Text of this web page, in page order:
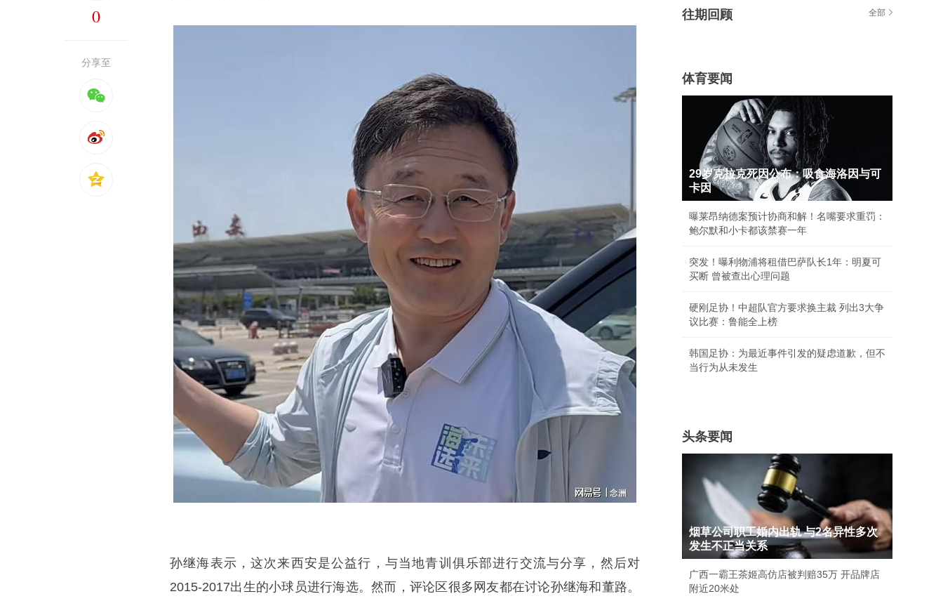
0
分享至
孙继海表示，这次来西安是公益行，与当地青训俱乐部进行交流与分享，然后对
2015-2017出生的小球员进行海选。然而，评论区很多网友都在讨论孙继海和董路。
往期回顾 全部
体育要闻
29岁克拉克死因公布：吸食海洛因与可
卡因
曝莱昂纳德案预计协商和解！名嘴要求重罚：
鲍尔默和小卡都该禁赛一年
突发！曝利物浦将租借巴萨队长1年：明夏可
买断 曾被查出心理问题
硬刚足协！中超队官方要求换主裁 列出3大争
议比赛：鲁能全上榜
韩国足协：为最近事件引发的疑虑道歉，但不
当行为从未发生
头条要闻
烟草公司职工婚内出轨 与2名异性多次
发生不正当关系
广西一霸王茶姬高仿店被判赔35万 开品牌店
附近20米处